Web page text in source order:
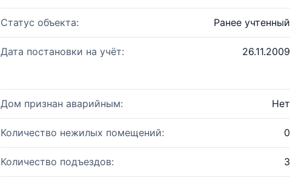
Статус объекта: Ранее учтенный
Дата постановки на учёт: 26.11.2009
Дом признан аварийным: Нет
Количество нежилых помещений: 0
Количество подъездов: 3